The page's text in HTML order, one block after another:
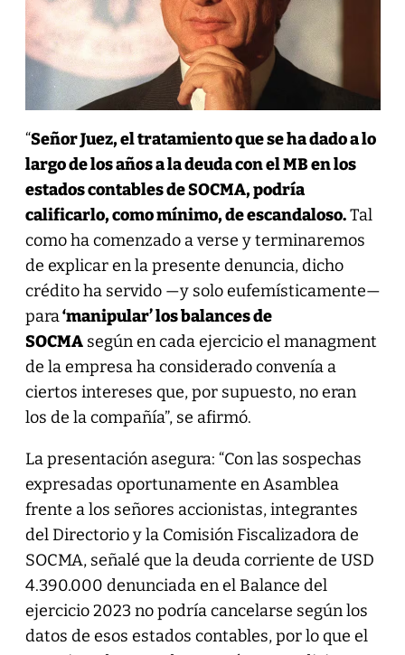
“Señor Juez, el tratamiento que se ha dado a lo
largo de los años a la deuda con el MB en los
estados contables de SOCMA, podría
calificarlo, como mínimo, de escandaloso.Tal
como ha comenzado a verse y terminaremos
de explicar en la presente denuncia, dicho
crédito ha servido —y solo eufemísticamente—
para‘manipular’ los balances de
SOCMAsegún en cada ejercicio el managment
de la empresa ha considerado convenía a
ciertos intereses que, por supuesto, no eran
los de la compañía”, se afirmó.
La presentación asegura: “Con las sospechas
expresadas oportunamente en Asamblea
frente a los señores accionistas, integrantes
del Directorio y la Comisión Fiscalizadora de
SOCMA, señalé que la deuda corriente de USD
4.390.000 denunciada en el Balance del
ejercicio 2023 no podría cancelarse según los
datos de esos estados contables, por lo que el